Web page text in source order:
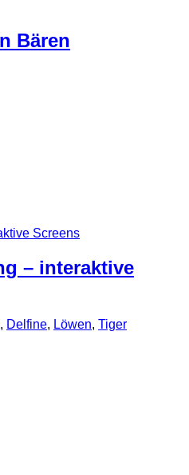
Bären
– interaktive
, Delfine, Löwen, Tiger